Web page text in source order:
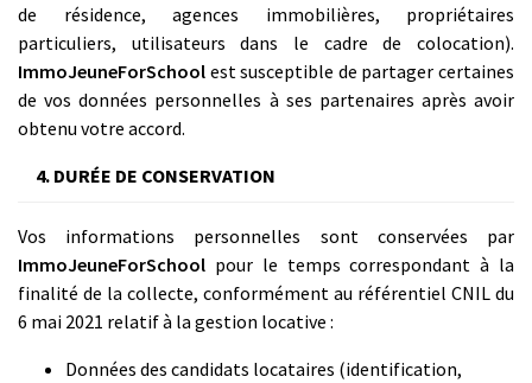
de résidence, agences immobilières, propriétaires
particuliers, utilisateurs dans le cadre de colocation).
ImmoJeuneForSchool est susceptible de partager certaines
de vos données personnelles à ses partenaires après avoir
obtenu votre accord.
4. DURÉE DE CONSERVATION
Vos informations personnelles sont conservées par
ImmoJeuneForSchool pour le temps correspondant à la
finalité de la collecte, conformément au référentiel CNIL du
6 mai 2021 relatif à la gestion locative :
Données des candidats locataires (identification,